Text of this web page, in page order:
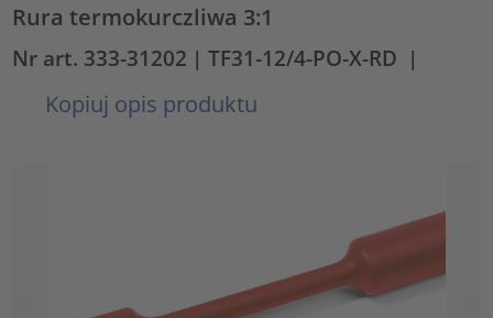
Rura termokurczliwa 3:1
Nr art. 333-31202 | TF31-12/4-PO-X-RD |
Kopiuj opis produktu